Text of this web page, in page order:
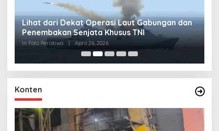
Lihat dari Dekat Operasi Laut Gabungan dan
Penembakan Senjata Khusus TNI
In Foto Peristiwa April 26, 2026
Konten